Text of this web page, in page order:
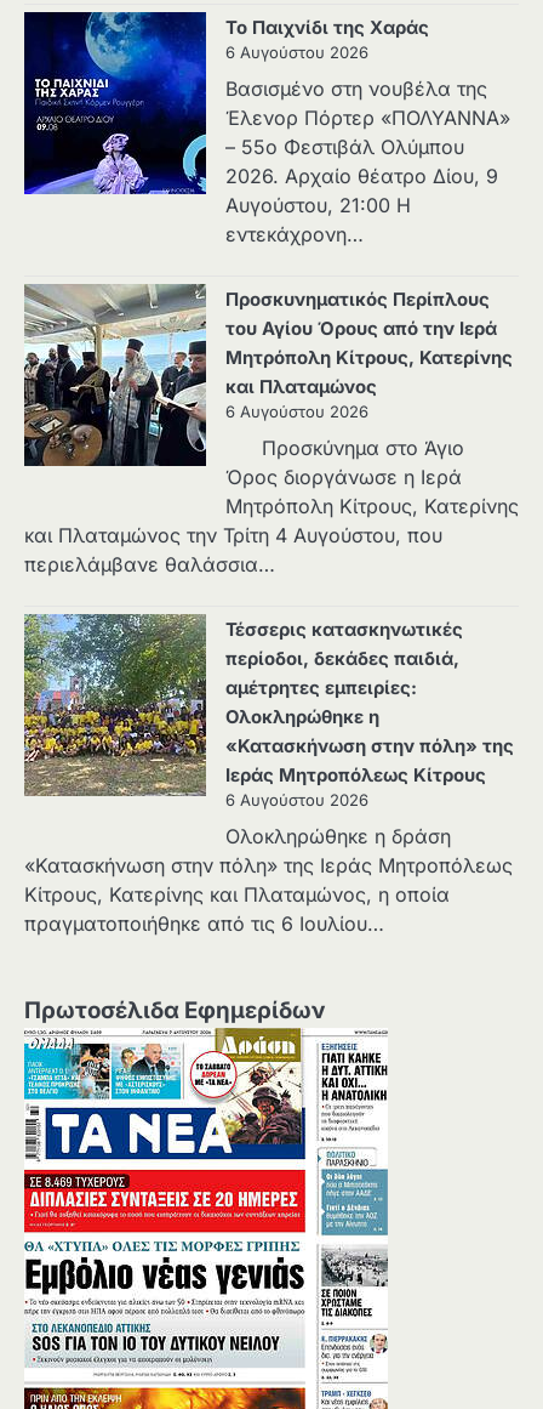
Το Παιχνίδι της Χαράς
6 Αυγούστου 2026
Βασισμένο στη νουβέλα της
Έλενορ Πόρτερ «ΠΟΛΥΑΝΝΑ»
– 55ο Φεστιβάλ Ολύμπου
2026. Αρχαίο θέατρο Δίου, 9
Αυγούστου, 21:00 Η
εντεκάχρονη…
Προσκυνηματικός Περίπλους
του Αγίου Όρους από την Ιερά
Μητρόπολη Κίτρους, Κατερίνης
και Πλαταμώνος
6 Αυγούστου 2026
Προσκύνημα στο Άγιο
Όρος διοργάνωσε η Ιερά
Μητρόπολη Κίτρους, Κατερίνης
και Πλαταμώνος την Τρίτη 4 Αυγούστου, που
περιελάμβανε θαλάσσια…
Τέσσερις κατασκηνωτικές
περίοδοι, δεκάδες παιδιά,
αμέτρητες εμπειρίες:
Ολοκληρώθηκε η
«Κατασκήνωση στην πόλη» της
Ιεράς Μητροπόλεως Κίτρους
6 Αυγούστου 2026
Ολοκληρώθηκε η δράση
«Κατασκήνωση στην πόλη» της Ιεράς Μητροπόλεως
Κίτρους, Κατερίνης και Πλαταμώνος, η οποία
πραγματοποιήθηκε από τις 6 Ιουλίου…
Πρωτοσέλιδα Εφημερίδων